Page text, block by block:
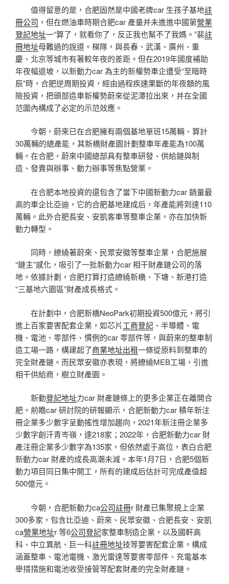
值得留意的是，合肥固然是中國老牌car 生孩子基地註
冊公司 ，但在燃油車時期合肥car 產量并未進進中國第營業
登記地址一“算了，就看你了，反正我也幫不了我媽。”裴註
冊地址母難過的說道。梯隊，與長春、武漢、廣州、重
慶、北京等城市有著較年夜的差距。但在2019年國度補助
年夜幅退坡，以新動力car 為主的新權勢車企遭受“至暗時
辰”時，合肥逆周期投資，經由過程疾速果斷的年夜額的風
險投資，把頭部造車新權勢蔚來從泥潭拉出來，并在全國
范圍內構成了必定的示范效應。
今朝，蔚來已在合肥擁有兩個基地單班15萬輛、算計
30萬輛的總產能，其新橋財產園計劃整車年產能為100萬
輛。在合肥，蔚來中國總部具有整車研發、供給鏈與制
造、發賣與辦事、動力辦事等焦點營業。
在合肥本地投資的還包含了當下中國新動力car 銷量最
高的車企比亞迪，它的合肥基地建成后，年產能將到達110
萬輛。此外合肥長安、安凱客車等整車企業，亦在加快新
動力轉型。
同時，繚繞著蔚來、民眾安徽等整車企業，合肥施展
“鏈主”感化，吸引了一批新動力car 相干財產鏈公司的落
地。依據計劃，合肥打算打造繚繞新橋、下塘、新港打造
“三基地六園區”財產成長格式。
在計劃中，合肥新橋NeoPark初期投資500億元，將引
進上百家要害配套企業，如芯片工商登記 、半導體、電
機、電池、零部件、慣例的car 零部件等，與蔚來的整車制
造工場一路，構建起了商業地址出租一條從原料到整車的
完全財產鏈。而民眾安徽亦表現，將繚繞MEB工場，引進
相干供給商，樹立財產園。
新動登記地址力car 財產鏈條上的更多企業正在離開合
肥。前瞻car 研討院的研報顯示，合肥新動力car 積年新注
冊企業多少數字呈動搖性增加趨向，2021年新注冊企業多
少數字創汗青岑嶺，達218家；2022年，合肥新動力car 財
產注冊企業多少數字為135家，但依然處于高位，表白合肥
新動力car 財產的成長高潮未減。本年1月7日，合肥5個新
動力項目同日集中開工，所有的建成后估計可完成產值超
500億元。
今朝，合肥新動力ca公司註冊r 財產已集聚規上企業
300多家，包含比亞迪、蔚來、民眾安徽、合肥長安、安凱
ca營業地址r 等6公司登記家整車制造企業，以及國軒高
科、中立異航、巨一科註冊地址技等要害配套企業。構成
涵蓋整車、電池電機、激光雷達等要害零部件、充電基本
舉措措施和電池收受接管等配套財產的完全財產鏈。